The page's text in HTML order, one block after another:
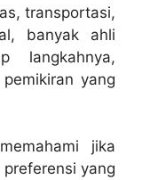
transportasi,
banyak ahli
langkahnya,
yang
jika
yang